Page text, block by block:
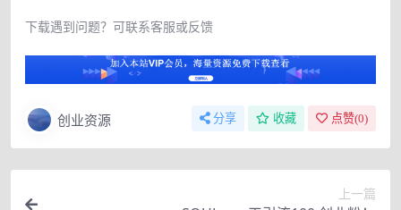
下载遇到问题？可联系客服或反馈
创业资源 分享 收藏 点赞(0)
上一篇